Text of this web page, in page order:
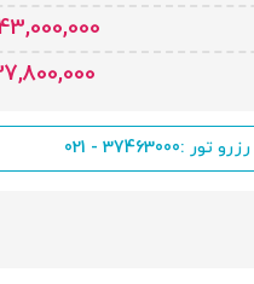
رزرو تور :021 - 37463000